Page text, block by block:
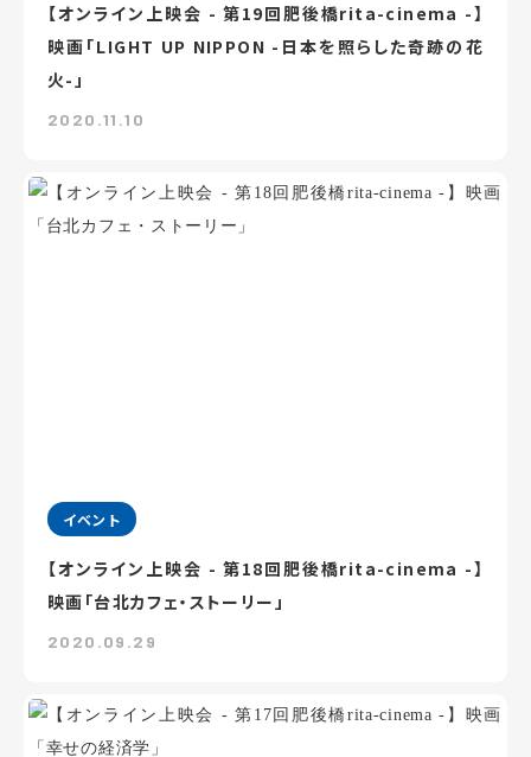
【オンライン上映会 - 第19回肥後橋rita-cinema -】
映画「LIGHT UP NIPPON -日本を照らした奇跡の花
火-」
2020.11.10
イベント
【オンライン上映会 - 第18回肥後橋rita-cinema -】
映画「台北カフェ・ストーリー」
2020.09.29